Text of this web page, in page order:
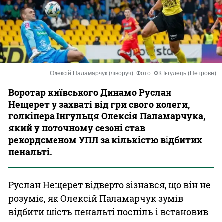
Казино
Олексій Паламарчук (ліворуч). Фото: ФК Інгулець (Петрове)
Воротар київського Динамо Руслан
Нещерет у захваті від гри свого колеги,
голкіпера Інгульця Олексія Паламарчука,
який у поточному сезоні став
рекордсменом УПЛ за кількістю відбитих
пенальті.
Руслан Нещерет відверто зізнався, що він не
розуміє, як Олексій Паламарчук зумів
відбити шість пенальті поспіль і встановив